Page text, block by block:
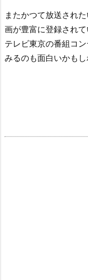
またかつて放送され
画が豊富に登録され
テレビ東京の番組コ
みるのも面白いかもし